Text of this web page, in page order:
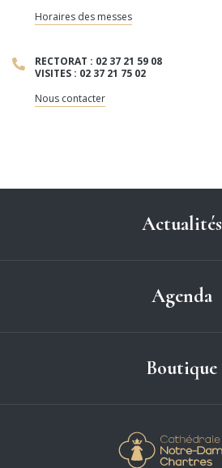
Horaires des messes
RECTORAT : 02 37 21 59 08
VISITES : 02 37 21 75 02
Nous contacter
Actualités
Agenda
Boutique